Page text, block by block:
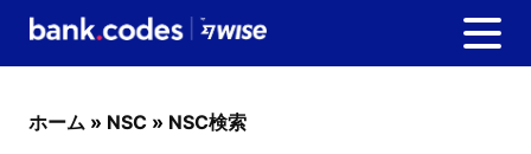
ホーム » NSC » NSC検索